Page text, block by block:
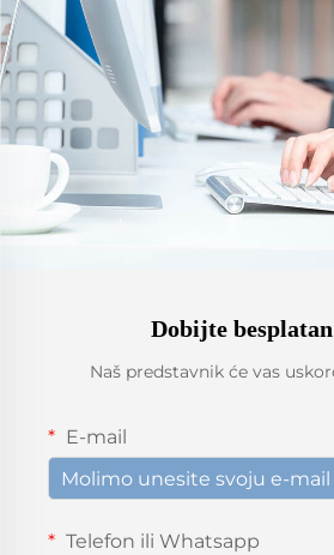
Dobijte
Naš predstavnik će vas
E-mail
Telefon ili Whatsapp